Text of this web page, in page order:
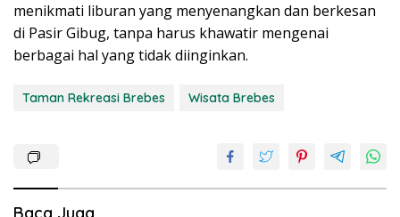
menikmati liburan yang menyenangkan dan berkesan
di Pasir Gibug, tanpa harus khawatir mengenai
berbagai hal yang tidak diinginkan.
Taman Rekreasi Brebes Wisata Brebes